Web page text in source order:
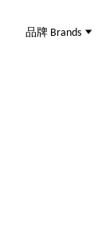
品牌 Brands